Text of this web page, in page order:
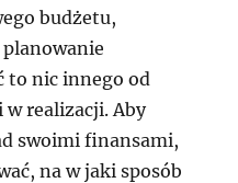
budżetu,
planowanie
to nic innego od
realizacji. Aby
swoimi finansami,
na w jaki sposób